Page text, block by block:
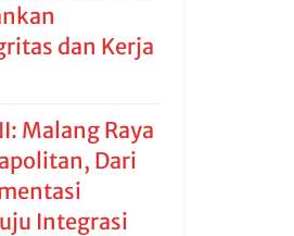
dan Kerja
Malang Raya
Dari
Integrasi